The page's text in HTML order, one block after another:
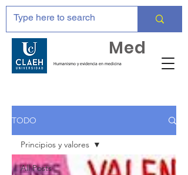
Humanismo y evidencia en medicina
Med
TODO
All Posts
Principios y valores